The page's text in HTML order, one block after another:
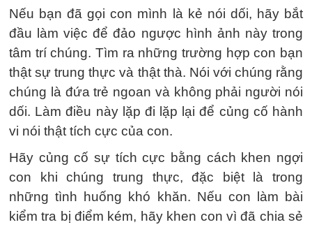
Nếu bạn đã gọi con mình là kẻ nói dối, hãy bắt
đầu làm việc để đảo ngược hình ảnh này trong
tâm trí chúng. Tìm ra những trường hợp con bạn
thật sự trung thực và thật thà. Nói với chúng rằng
chúng là đứa trẻ ngoan và không phải người nói
dối. Làm điều này lặp đi lặp lại để củng cố hành
vi nói thật tích cực của con.
Hãy củng cố sự tích cực bằng cách khen ngợi
con khi chúng trung thực, đặc biệt là trong
những tình huống khó khăn. Nếu con làm bài
kiểm tra bị điểm kém, hãy khen con vì đã chia sẻ